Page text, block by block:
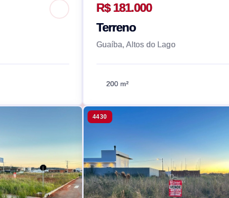
R$ 181.000
Terreno
Guaíba, Altos do Lago
200 m²
4430